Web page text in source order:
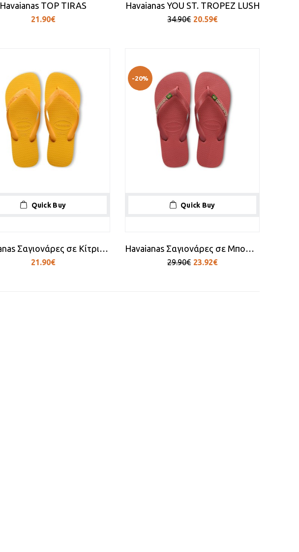
Havaianas TOP TIRAS
21.90€
Havaianas YOU ST. TROPEZ LUSH
34.90€ 20.59€
Quick Buy
Havaianas Σαγιονάρες σε Κίτρινο Χρώμα
21.90€
-20%
Quick Buy
Havaianas Σαγιονάρες σε Μπορντό Χρώμα
29.90€ 23.92€